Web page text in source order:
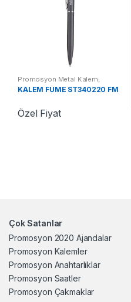
Promosyon Metal Kalem
Promosyon Kalemler
KALEM FÜME ST340220 FM
Özel Fiyat
Çok Satanlar
Promosyon 2020 Ajandalar
Promosyon Kalemler
Promosyon Anahtarlıklar
Promosyon Saatler
Promosyon Çakmaklar